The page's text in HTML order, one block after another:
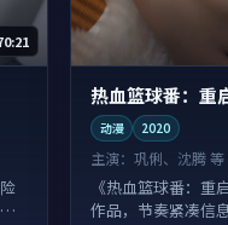
热血篮球番：重
动漫 2020
主演：巩俐、沈腾 等
《热血篮球番：重
作品，节奏紧凑信